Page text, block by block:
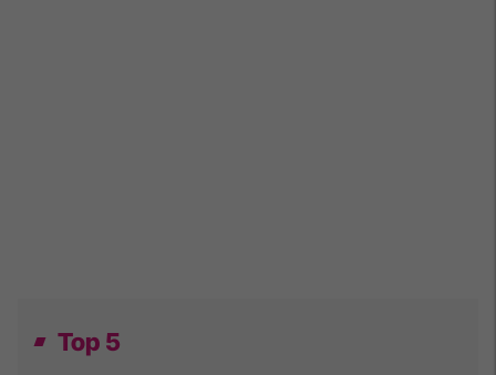
Top 5